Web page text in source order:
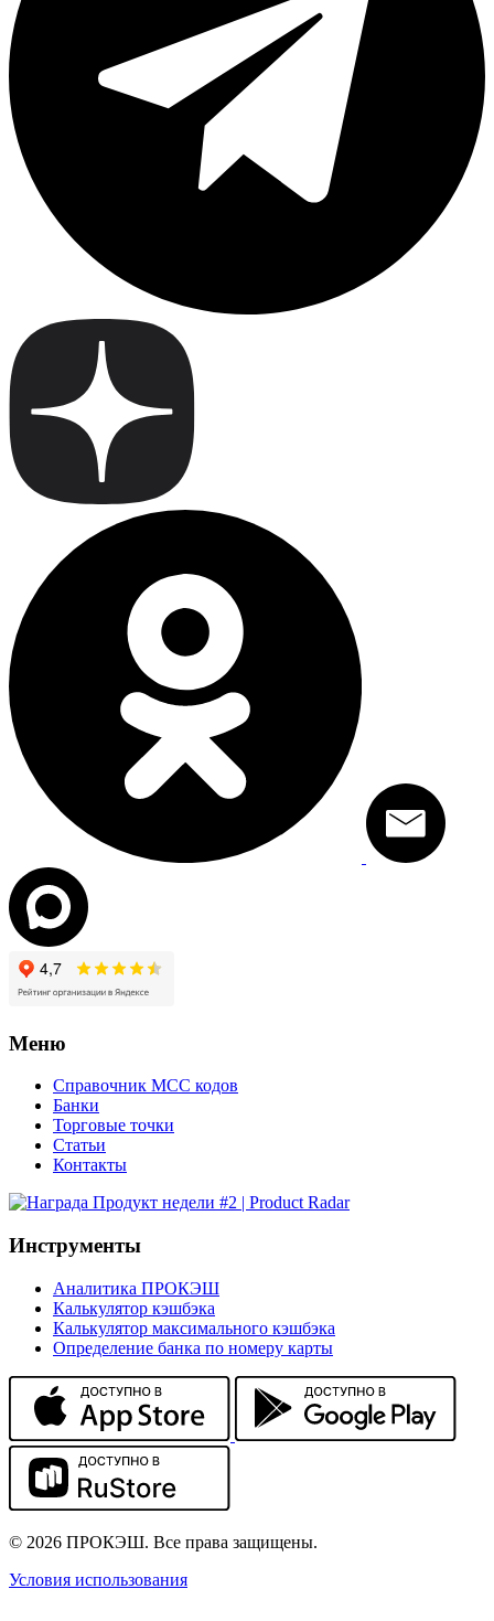
Меню
Справочник MCC кодов
Банки
Торговые точки
Статьи
Контакты
Инструменты
Аналитика ПРОКЭШ
Калькулятор кэшбэка
Калькулятор максимального кэшбэка
Определение банка по номеру карты
© 2026 ПРОКЭШ. Все права защищены.
Условия использования